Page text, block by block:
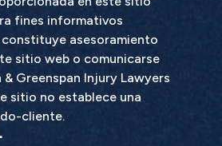
fines informativos
asesoramiento
sitio web o comunicarse
& Greenspan Injury Lawyers
sitio no establece una
cliente.